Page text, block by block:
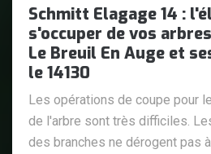
Schmitt Elagage 14 :
s'occuper de vos
Le Breuil En Auge et
le 14130
Les opérations de coupe pour
de l'arbre sont très difficiles.
des branches ne dérogent pas